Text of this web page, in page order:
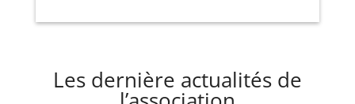
Les dernière actualités de